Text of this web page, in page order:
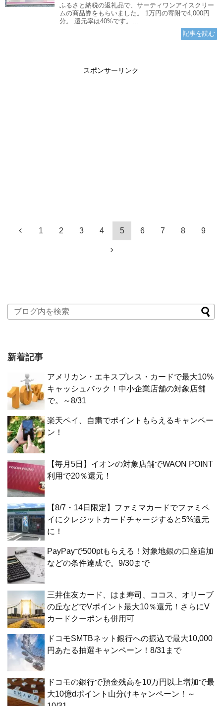
ふるさと納税の返礼品で、サーティワンアイスクリー
ムの商品券をもらいました。 1万円の寄附で4,000円
分。 還元率は40%です。...
記事を読む
スポンサーリンク
1 2 3 4 5 6 7 8 9
新着記事
アメリカン・エキスプレス・カードで最大10%
キャッシュバック！中小企業店舗の対象店舗
で。～8/31
楽天ペイ、自粛でポイントもらえるキャンペー
ン！
【毎月5日】イオンの対象店舗でWAON POINT
利用で20％還元！
【8/7・14日限定】ファミマカードでファミペ
イにクレジットカードチャージすると5%還元
に！
PayPayで500ptもらえる！対象地銀の口座追加
などの条件達成で。9/30まで
三井住友カード、はま寿司、ココス、オリーブ
の丘などでVポイント最大10％還元！さらにV
カードクーポンも併用可
ドコモSMTBネット銀行への振込で最大10,000
円あたる抽選キャンペーン！8/31まで
ドコモの銀行で預金残高を10万円以上増加で最
大10億dポイント山分けキャンペーン！～